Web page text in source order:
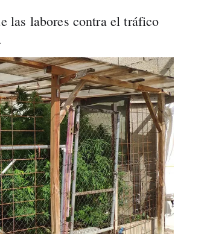
las labores contra el tráfico